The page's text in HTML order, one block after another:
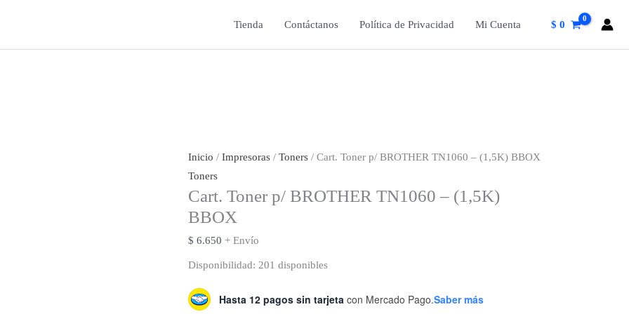
Tienda Contáctanos Política de Privacidad Mi Cuenta $ 0
Inicio / Impresoras / Toners / Cart. Toner p/ BROTHER TN1060 – (1,5K) BBOX
Toners
Cart. Toner p/ BROTHER TN1060 – (1,5K)
BBOX
$ 6.650 + Envío
Disponibilidad: 201 disponibles
Hasta 12 pagos sin tarjeta con Mercado Pago.Saber más